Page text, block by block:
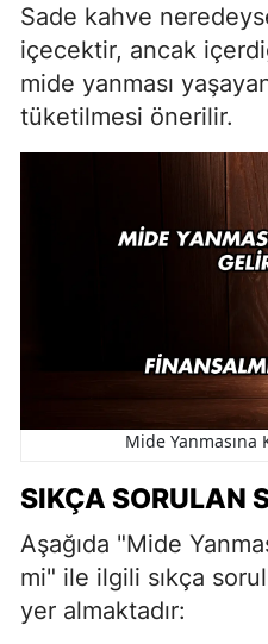
Sade kahve
içecektir, ancak
mide yanması
tüketilmesi önerilir.
Mide Yanmasına
SIKÇA SORULAN
Aşağıda "Mide
mi" ile ilgili sıkça
yer almaktadır: